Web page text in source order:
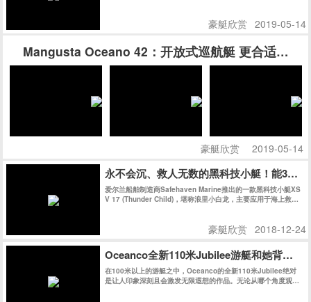
豪艇欣赏 2019-05-14
Mangusta Oceano 42：开放式巡航艇 更合适家庭
豪艇欣赏 2019-05-14
永不会沉、救人无数的黑科技小艇！能360°
爱尔兰船舶制造商Safehaven Marine推出的一款黑科技小艇XS
V 17 (Thunder Child)，堪称浪里小白龙，主要应用于海上救
豪艇欣赏 2018-12-24
Oceanco全新110米Jubilee游艇和她背后的
在100米以上的游艇之中，Oceanco的全新110米Jubilee绝对
是让人印象深刻且会激发无限遐想的作品。无论从哪个角度观